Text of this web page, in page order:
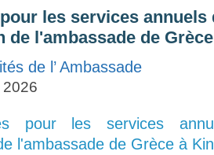
les services annuels
de l'ambassade de
de l’ Ambassade
pour les services
l'ambassade de Grèce à